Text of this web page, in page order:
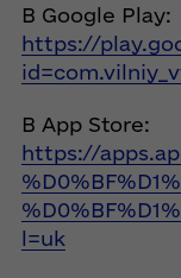
В Google Play:
https://
В App Store:
https://
l=uk